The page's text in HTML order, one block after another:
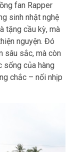
fan Rapper
sinh nhật nghệ
tặng cầu kỳ, mà
nguyện. Đó
sâu sắc, mà còn
sống của hàng
chắc – nối nhịp